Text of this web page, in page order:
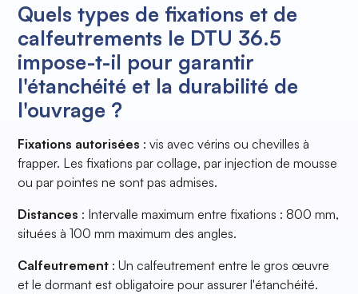
Quels types de fixations et de
calfeutrements le DTU 36.5
impose-t-il pour garantir
l'étanchéité et la durabilité de
l'ouvrage ?
Fixations autorisées : vis avec vérins ou chevilles à
frapper. Les fixations par collage, par injection de mousse
ou par pointes ne sont pas admises.
Distances : Intervalle maximum entre fixations : 800 mm,
situées à 100 mm maximum des angles.
Calfeutrement : Un calfeutrement entre le gros œuvre
et le dormant est obligatoire pour assurer l'étanchéité.